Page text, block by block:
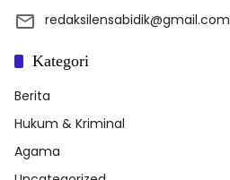
redaksilensabidik@gmail.com
Kategori
Berita
Hukum & Kriminal
Agama